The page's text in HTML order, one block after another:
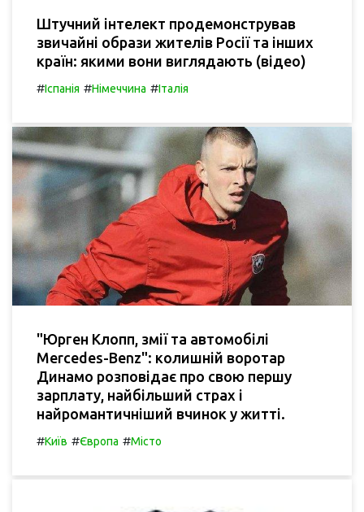
Штучний інтелект продемонстрував
звичайні образи жителів Росії та інших
країн: якими вони виглядають (відео)
#Іспанія #Німеччина #Італія
"Юрген Клопп, змії та автомобілі
Mercedes-Benz": колишній воротар
Динамо розповідає про свою першу
зарплату, найбільший страх і
найромантичніший вчинок у житті.
#Київ #Європа #Місто